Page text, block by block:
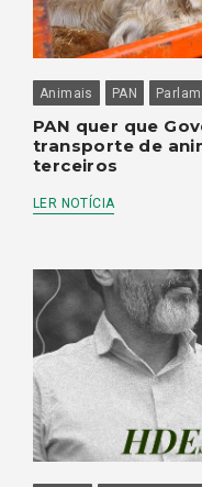
Animais PAN
PAN quer que
transporte de
terceiros
LER NOTÍCIA